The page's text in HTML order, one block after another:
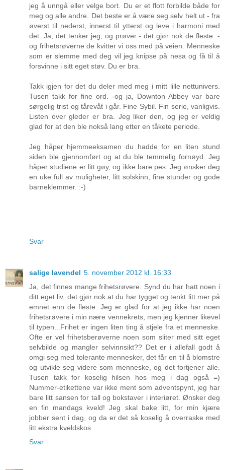
jeg å unngå eller velge bort. Du er et flott forbilde både for
meg og alle andre. Det beste er å være seg selv helt ut - fra
øverst til nederst, innerst til ytterst og leve i harmoni med
det. Ja, det tenker jeg, og prøver - det gjør nok de fleste. -
og frihetsrøverne de kvitter vi oss med på veien. Menneske
som er slemme med deg vil jeg knipse på nesa og få til å
forsvinne i sitt eget støv. Du er bra.
Takk igjen for det du deler med meg i mitt lille nettunivers.
Tusen takk for fine ord. -og ja, Downton Abbey var bare
sørgelig trist og tårevåt i går. Fine Sybil. Fin serie, vanligvis.
Listen over gleder er bra. Jeg liker den, og jeg er veldig
glad for at den ble nokså lang etter en tåkete periode.
Jeg håper hjemmeeksamen du hadde for en liten stund
siden ble gjennomført og at du ble temmelig fornøyd. Jeg
håper studiene er litt gøy, og ikke bare pes. Jeg ønsker deg
en uke full av muligheter, litt solskinn, fine stunder og gode
barneklemmer. :-)
Svar
salige lavendel 5. november 2012 kl. 16:33
Ja, det finnes mange frihetsrøvere. Synd du har hatt noen i
ditt eget liv, det gjør nok at du har tygget og tenkt litt mer på
emnet enn de fleste. Jeg er glad for at jeg ikke har noen
frihetsrøvere i min nære vennekrets, men jeg kjenner likevel
til typen...Frihet er ingen liten ting å stjele fra et menneske.
Ofte er vel frihetsberøverne noen som sliter med sitt eget
selvbilde og mangler selvinnsikt?? Det er i allefall godt å
omgi seg med tolerante mennesker, det får en til å blomstre
og utvikle seg videre som menneske, og det fortjener alle.
Tusen takk for koselig hilsen hos meg i dag også =)
Nummer-etikettene var ikke ment som adventspynt, jeg har
bare litt sansen for tall og bokstaver i interiøret. Ønsker deg
en fin mandags kveld! Jeg skal bake litt, for min kjære
jobber sent i dag, og da er det så koselig å overraske med
litt ekstra kveldskos.
Svar